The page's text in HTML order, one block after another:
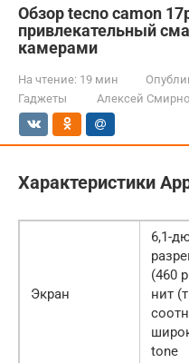
Обзор tecno camon
привлекательный
камерами
На чтение: 19 мин
Гаджеты
Алексей
Характеристики
Экран
6,1-
(460
нит
tone